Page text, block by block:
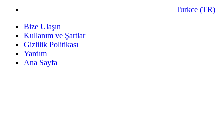
Turkce (TR)
Bize Ulaşın
Kullanım ve Şartlar
Gizlilik Politikası
Yardım
Ana Sayfa